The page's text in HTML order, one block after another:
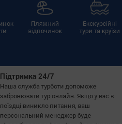
Пляжний
відпочинок
Екскурсійні
тури та круїзи
Підтримка 24/7
Наша служба турботи допоможе
забронювати тур онлайн. Якщо у вас в
поїздці виникло питання, ваш
персональний менеджер буде